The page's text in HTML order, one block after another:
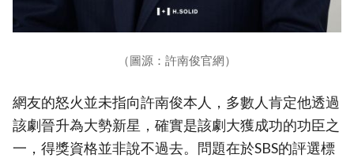
（圖源：許南俊官網）
網友的怒火並未指向許南俊本人，多數人肯定他透過
該劇晉升為大勢新星，確實是該劇大獲成功的功臣之
一，得獎資格並非說不過去。問題在於SBS的評選標